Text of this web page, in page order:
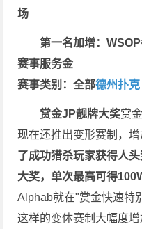
场
第一名加增：
赛事服务金
赛事类别：全部德州扑克
赏金JP靓牌大奖赏
现在还推出变形赛制，
了成功猎杀玩家获得人
大奖，单次最高可得
Alphab就在"赏金快速特
这样的变体赛制大幅度增